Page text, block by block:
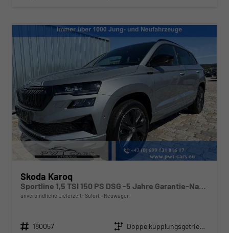
Skoda Karoq
Sportline 1,5 TSI 150 PS DSG -5 Jahre Garantie-Navi-4x Sitzheizung-Canton Sound-Anhängerkupplung-LED-Matrix-AppleCarPlay-Android-Auto-ACC-Kessy-2-Zonen-Klimaautomatik-18''Alu-Sofort
unverbindliche Lieferzeit: Sofort Neuwagen
Fahrzeugnr. 180057 Getriebe
Doppelkupplungsgetriebe (DSG)